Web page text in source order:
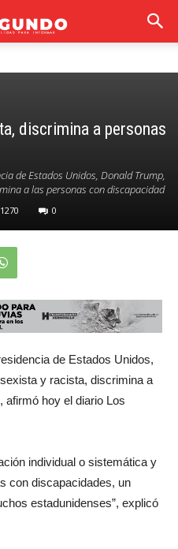
discrimina a personas
de Estados Unidos, Donald Trump,
a las personas con discapacidad
1270 0
de Estados Unidos,
y racista, discrimina a
afirmó hoy el diario Los
individual o sistemática y
con discapacidades, un
estadunidenses”, explicó